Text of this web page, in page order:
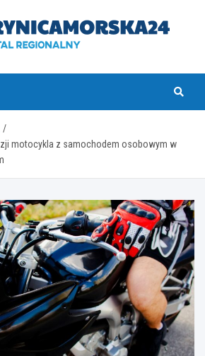
motocykla z samochodem osobowym w